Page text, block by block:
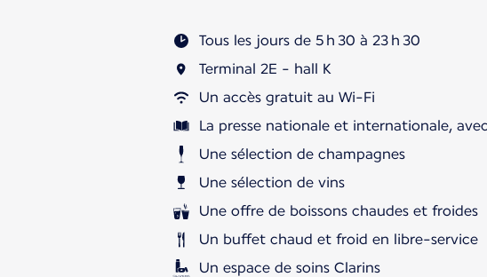
Tous les jours de 5 h 30 à 23 h 30
Terminal 2E - hall K
Un accès gratuit au Wi-Fi
La presse nationale et internationale,
Une sélection de champagnes
Une sélection de vins
Une offre de boissons chaudes et froides
Un buffet chaud et froid en libre-service
Un espace de soins Clarins